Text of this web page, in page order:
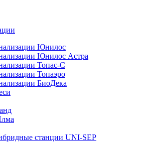
Юнилос
Юнилос Астра
Топас-С
Топаэро
БиоДека
станции UNI-SEP